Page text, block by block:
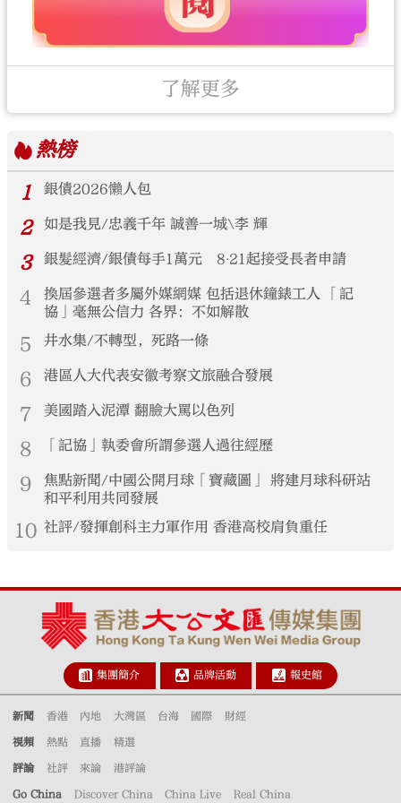
了解更多
熱榜
1
銀債2026懶人包
2 如是我見/忠義千年 誠善一城\李 輝
3 銀髮經濟/銀債每手1萬元 8‧21起接受長者申請
4
換屆參選者多屬外媒網媒 包括退休鐘錶工人 「記
協」毫無公信力 各界：不如解散
5 井水集/不轉型，死路一條
6 港區人大代表安徽考察文旅融合發展
7 美國踏入泥潭 翻臉大罵以色列
8 「記協」執委會所謂參選人過往經歷
9
焦點新聞/中國公開月球「寶藏圖」 將建月球科研站
和平利用共同發展
10 社評/發揮創科主力軍作用 香港高校肩負重任
集團簡介 品牌活動 報史館
新聞 香港 內地 大灣區 台海 國際 財經
視頻 熱點 直播 精選
評論 社評 來論 港評論
Go China Discover China China Live Real China